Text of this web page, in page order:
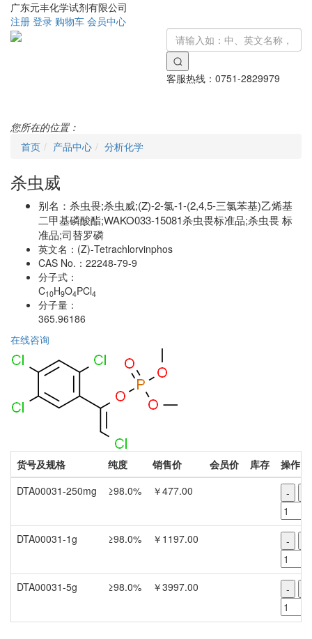
广东元丰化学试剂有限公司
注册 登录 购物车 会员中心
客服热线： 0751-2829979
您所在的位置：
首页
产品中心 分析化学
杀虫威
别名： 杀虫畏;杀虫威;(Z)-2-氯-1-(2,4,5-三氯苯基)乙烯基
二甲基磷酸酯;WAKO033-15081杀虫畏标准品;杀虫畏 标
准品;司替罗磷
英文名： (Z)-Tetrachlorvinphos
CAS No.： 22248-79-9
分子式：
C10H9O4PCl4
分子量：
365.96186
在线咨询
货号及规格 纯度 销售价 会员价 库存
操作
DTA00031-250mg
≥98.0% ￥477.00 -
DTA00031-1g ≥98.0% ￥1197.00 -
DTA00031-5g ≥98.0% ￥3997.00 -